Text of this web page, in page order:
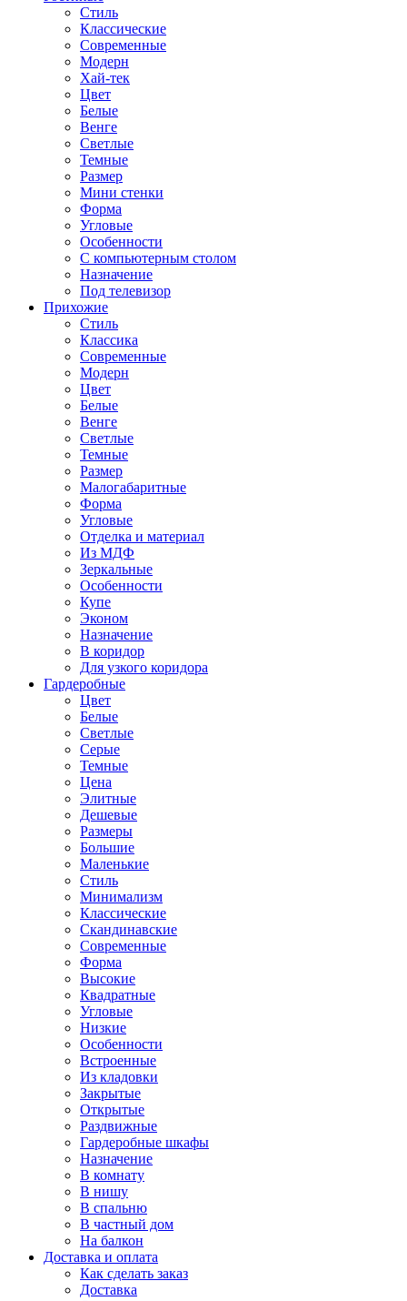
Стиль
Классические
Современные
Модерн
Хай-тек
Цвет
Белые
Венге
Светлые
Темные
Размер
Мини стенки
Форма
Угловые
Особенности
С компьютерным столом
Назначение
Под телевизор
Прихожие
Стиль
Классика
Современные
Модерн
Цвет
Белые
Венге
Светлые
Темные
Размер
Малогабаритные
Форма
Угловые
Отделка и материал
Из МДФ
Зеркальные
Особенности
Купе
Эконом
Назначение
В коридор
Для узкого коридора
Гардеробные
Цвет
Белые
Светлые
Серые
Темные
Цена
Элитные
Дешевые
Размеры
Большие
Маленькие
Стиль
Минимализм
Классические
Скандинавские
Современные
Форма
Высокие
Квадратные
Угловые
Низкие
Особенности
Встроенные
Из кладовки
Закрытые
Открытые
Раздвижные
Гардеробные шкафы
Назначение
В комнату
В нишу
В спальню
В частный дом
На балкон
Доставка и оплата
Как сделать заказ
Доставка